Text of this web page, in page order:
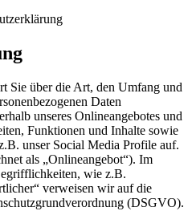
Sie über die Art, den Umfang und
Daten
unseres Onlineangebotes und
Funktionen und Inhalte sowie
unser Social Media Profile auf.
als „Onlineangebot“). Im
wie z.B.
verweisen wir auf die
(DSGVO).